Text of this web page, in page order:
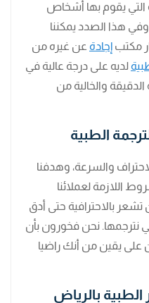
يقوم بها أشخاص
هذا الصدد يمكننا
مكتب إجادة عن غيره من
لديه على درجة عالية في
والخالية من
الطبية
والسرعة، وهدفنا
اللازمة لعملائنا
بالاحترافية حتى أدق
نترجمها. نحن فخورون بأن
يقين من أنك راضيا
الطبية بالرياض